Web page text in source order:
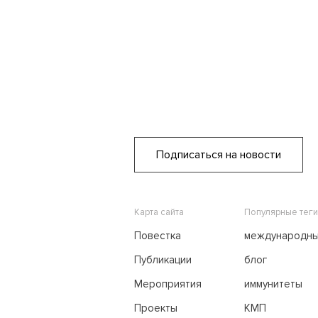
Подписаться на новости
Карта сайта
Повестка
Публикации
Мероприятия
Проекты
Популярные теги
блог
иммунитеты
КМП